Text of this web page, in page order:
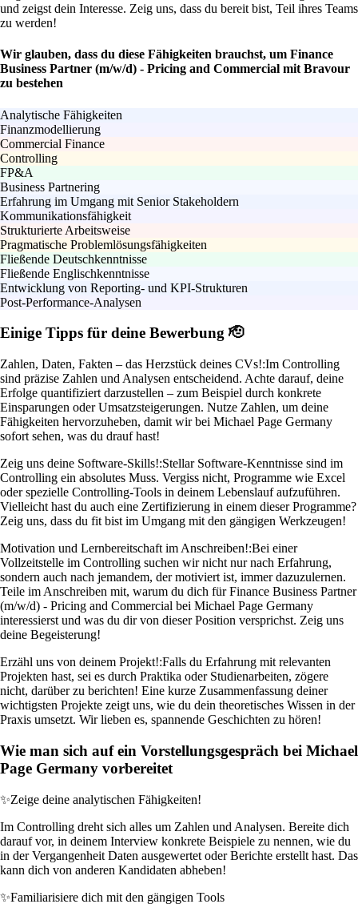
und zeigst dein Interesse. Zeig uns, dass du bereit bist, Teil ihres Teams
zu werden!
Wir glauben, dass du diese Fähigkeiten brauchst, um Finance
Business Partner (m/w/d) - Pricing and Commercial mit Bravour
zu bestehen
Analytische Fähigkeiten
Finanzmodellierung
Commercial Finance
Controlling
FP&A
Business Partnering
Erfahrung im Umgang mit Senior Stakeholdern
Kommunikationsfähigkeit
Strukturierte Arbeitsweise
Pragmatische Problemlösungsfähigkeiten
Fließende Deutschkenntnisse
Fließende Englischkenntnisse
Entwicklung von Reporting- und KPI-Strukturen
Post-Performance-Analysen
Einige Tipps für deine Bewerbung 🫡
Zahlen, Daten, Fakten – das Herzstück deines CVs!:Im Controlling
sind präzise Zahlen und Analysen entscheidend. Achte darauf, deine
Erfolge quantifiziert darzustellen – zum Beispiel durch konkrete
Einsparungen oder Umsatzsteigerungen. Nutze Zahlen, um deine
Fähigkeiten hervorzuheben, damit wir bei Michael Page Germany
sofort sehen, was du drauf hast!
Zeig uns deine Software-Skills!:Stellar Software-Kenntnisse sind im
Controlling ein absolutes Muss. Vergiss nicht, Programme wie Excel
oder spezielle Controlling-Tools in deinem Lebenslauf aufzuführen.
Vielleicht hast du auch eine Zertifizierung in einem dieser Programme?
Zeig uns, dass du fit bist im Umgang mit den gängigen Werkzeugen!
Motivation und Lernbereitschaft im Anschreiben!:Bei einer
Vollzeitstelle im Controlling suchen wir nicht nur nach Erfahrung,
sondern auch nach jemandem, der motiviert ist, immer dazuzulernen.
Teile im Anschreiben mit, warum du dich für Finance Business Partner
(m/w/d) - Pricing and Commercial bei Michael Page Germany
interessierst und was du dir von dieser Position versprichst. Zeig uns
deine Begeisterung!
Erzähl uns von deinem Projekt!:Falls du Erfahrung mit relevanten
Projekten hast, sei es durch Praktika oder Studienarbeiten, zögere
nicht, darüber zu berichten! Eine kurze Zusammenfassung deiner
wichtigsten Projekte zeigt uns, wie du dein theoretisches Wissen in der
Praxis umsetzt. Wir lieben es, spannende Geschichten zu hören!
Wie man sich auf ein Vorstellungsgespräch bei Michael
Page Germany vorbereitet
✨Zeige deine analytischen Fähigkeiten!
Im Controlling dreht sich alles um Zahlen und Analysen. Bereite dich
darauf vor, in deinem Interview konkrete Beispiele zu nennen, wie du
in der Vergangenheit Daten ausgewertet oder Berichte erstellt hast. Das
kann dich von anderen Kandidaten abheben!
✨Familiarisiere dich mit den gängigen Tools